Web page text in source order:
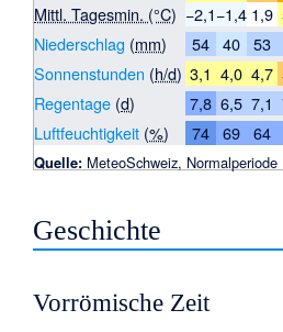
Mittl. Tagesmin. (°C) −2,1−1,4 1,9
Niederschlag (mm) 54 40 53
Sonnenstunden (h/d) 3,1 4,0 4,7
Regentage (d) 7,8 6,5 7,1
Luftfeuchtigkeit (%) 74 69 64
Quelle: MeteoSchweiz, Normalperiode
Geschichte
Vorrömische Zeit